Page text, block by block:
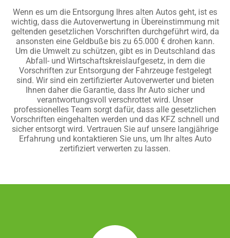
Wenn es um die Entsorgung Ihres alten Autos geht, ist es
wichtig, dass die Autoverwertung in Übereinstimmung mit
geltenden gesetzlichen Vorschriften durchgeführt wird, da
ansonsten eine Geldbuße bis zu 65.000 € drohen kann.
Um die Umwelt zu schützen, gibt es in Deutschland das
Abfall- und Wirtschaftskreislaufgesetz, in dem die
Vorschriften zur Entsorgung der Fahrzeuge festgelegt
sind. Wir sind ein zertifizierter Autoverwerter und bieten
Ihnen daher die Garantie, dass Ihr Auto sicher und
verantwortungsvoll verschrottet wird. Unser
professionelles Team sorgt dafür, dass alle gesetzlichen
Vorschriften eingehalten werden und das KFZ schnell und
sicher entsorgt wird. Vertrauen Sie auf unsere langjährige
Erfahrung und kontaktieren Sie uns, um Ihr altes Auto
zertifiziert verwerten zu lassen.